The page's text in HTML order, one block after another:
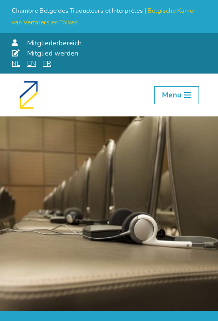
Chambre Belge des Traducteurs et Interprètes | Belgische Kamer
van Vertalers en Tolken
Mitgliederbereich
Mitglied werden
NL
EN FR
Skip
Menu